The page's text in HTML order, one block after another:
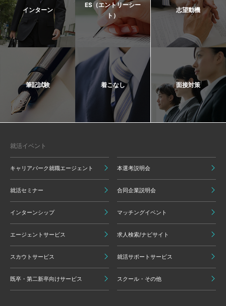
インターン
ES（エントリーシー
ト）
志望動機
筆記試験 着こなし 面接対策
就活イベント
キャリアパーク就職エージェント 本選考説明会
就活セミナー 合同企業説明会
インターンシップ マッチングイベント
エージェントサービス 求人検索/ナビサイト
スカウトサービス 就活サポートサービス
既卒・第二新卒向けサービス スクール・その他